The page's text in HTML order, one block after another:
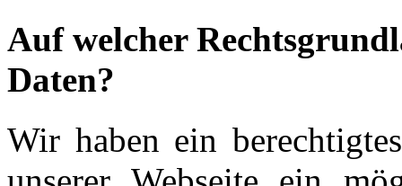
Auf welcher
Daten?
Wir haben ein